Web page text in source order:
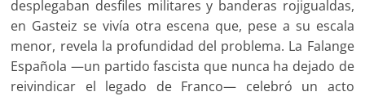
desplegaban desfiles militares y banderas rojigualdas,
en Gasteiz se vivía otra escena que, pese a su escala
menor, revela la profundidad del problema. La Falange
Española —un partido fascista que nunca ha dejado de
reivindicar el legado de Franco— celebró un acto